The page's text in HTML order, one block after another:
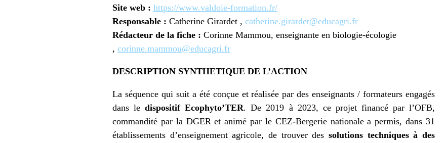
Site web : https://www.valdoie-formation.fr/
Responsable : Catherine Girardet , catherine.girardet@educagri.fr
Rédacteur de la fiche : Corinne Mammou, enseignante en biologie-écologie
, corinne.mammou@educagri.fr
DESCRIPTION SYNTHETIQUE DE L’ACTION
La séquence qui suit a été conçue et réalisée par des enseignants / formateurs engagés
dans ledispositif Ecophyto’TER. De 2019 à 2023, ce projet financé par l’OFB,
commandité par la DGER et animé par le CEZ-Bergerie nationale a permis, dans 31
établissements d’enseignement agricole, de trouver des solutions techniques à des